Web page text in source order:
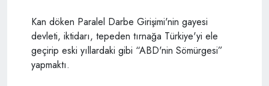
Kan döken Paralel Darbe Girişimi'nin gayesi
devleti, iktidarı, tepeden tırnağa Türkiye'yi ele
geçirip eski yıllardaki gibi “ABD'nin Sömürgesi”
yapmaktı.